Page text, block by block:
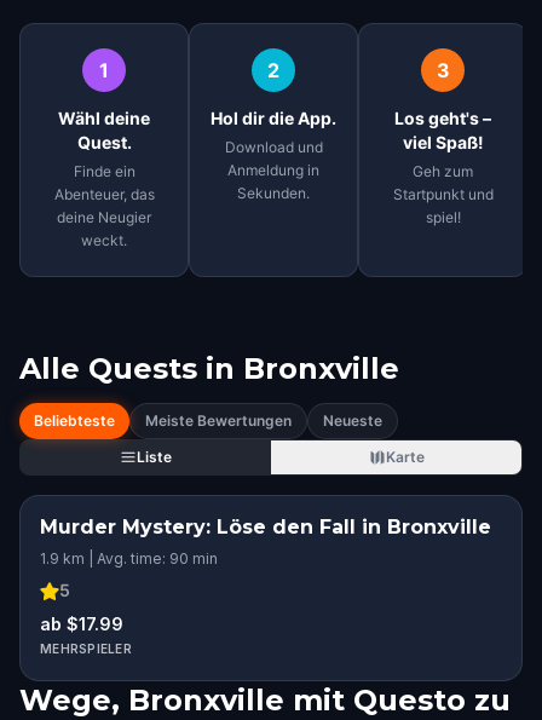
1
Wähl deine
Quest.
Finde ein
Abenteuer, das
deine Neugier
weckt.
2
Hol dir die App.
Download und
Anmeldung in
Sekunden.
3
Los geht's –
viel Spaß!
Geh zum
Startpunkt und
spiel!
Alle Quests in Bronxville
Beliebteste Meiste Bewertungen
Neueste
Liste
Karte
Murder Mystery: Löse den Fall in Bronxville
1.9 km | Avg. time: 90 min
5
ab $17.99
MEHRSPIELER
Wege, Bronxville mit Questo zu